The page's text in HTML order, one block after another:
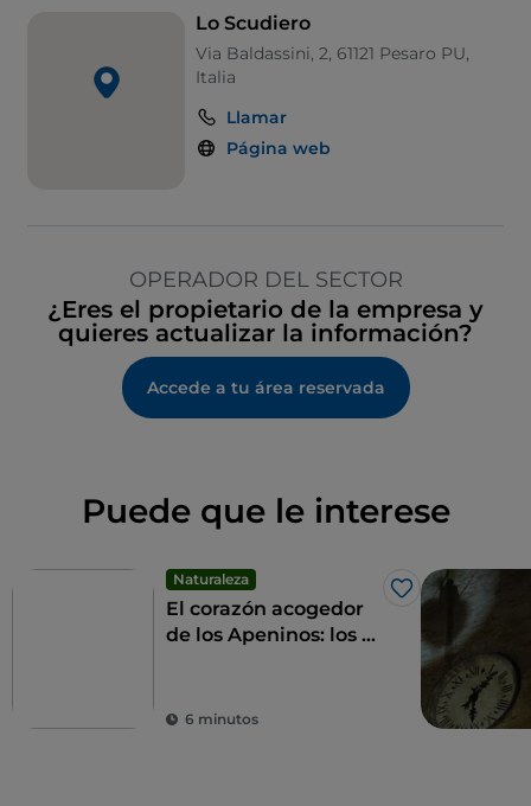
Se habla alemán
Zona de fumadores
Wi-Fi
Lo Scudiero
Via Baldassini, 2, 61121 Pesaro PU,
Italia
Llamar
Página web
OPERADOR DEL SECTOR
¿Eres el propietario de la empresa y
quieres actualizar la información?
Accede a tu área reservada
Puede que le interese
Naturaleza
Me gusta
El corazón acogedor
de los Apeninos: los 9
6 minutos